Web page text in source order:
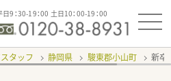
日9：30-19：00 土日10：00-19：00
タッフ 静岡県 駿東郡小山町 新